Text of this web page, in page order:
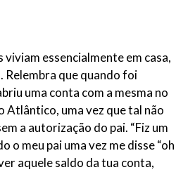
essencialmente em casa,
Relembra que quando foi
uma conta com a mesma no
Atlântico, uma vez que tal não
a autorização do pai. “Fiz um
o meu pai uma vez me disse “oh
aquele saldo da tua conta,